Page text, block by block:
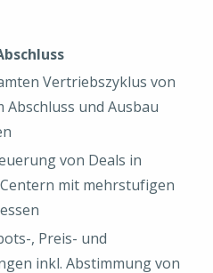
Vertriebszyklus von
Abschluss und Ausbau
von Deals in
mit mehrstufigen
, Preis- und
inkl. Abstimmung von